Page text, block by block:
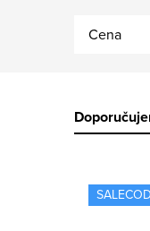
Cena
ý
Ř